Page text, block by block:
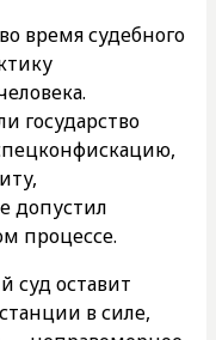
время судебного
государство
допустил
процессе.
суд оставит
в силе,